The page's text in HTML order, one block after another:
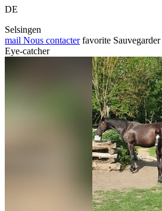
DE
Selsingen
mail Nous contacter favorite Sauvegarder
Eye-catcher